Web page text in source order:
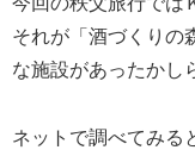
それが「酒づくりの
な施設があったかし
ネットで調べてみる